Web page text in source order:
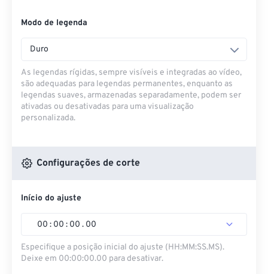
Modo de legenda
Duro
As legendas rígidas, sempre visíveis e integradas ao vídeo,
são adequadas para legendas permanentes, enquanto as
legendas suaves, armazenadas separadamente, podem ser
ativadas ou desativadas para uma visualização
personalizada.
Configurações de corte
Início do ajuste
00 : 00 : 00 . 00
Especifique a posição inicial do ajuste (HH:MM:SS.MS).
Deixe em 00:00:00.00 para desativar.